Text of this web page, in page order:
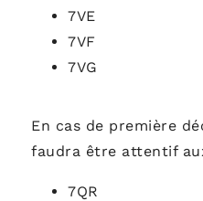
7VE
7VF
7VG
En cas de première
faudra être attentif
7QR